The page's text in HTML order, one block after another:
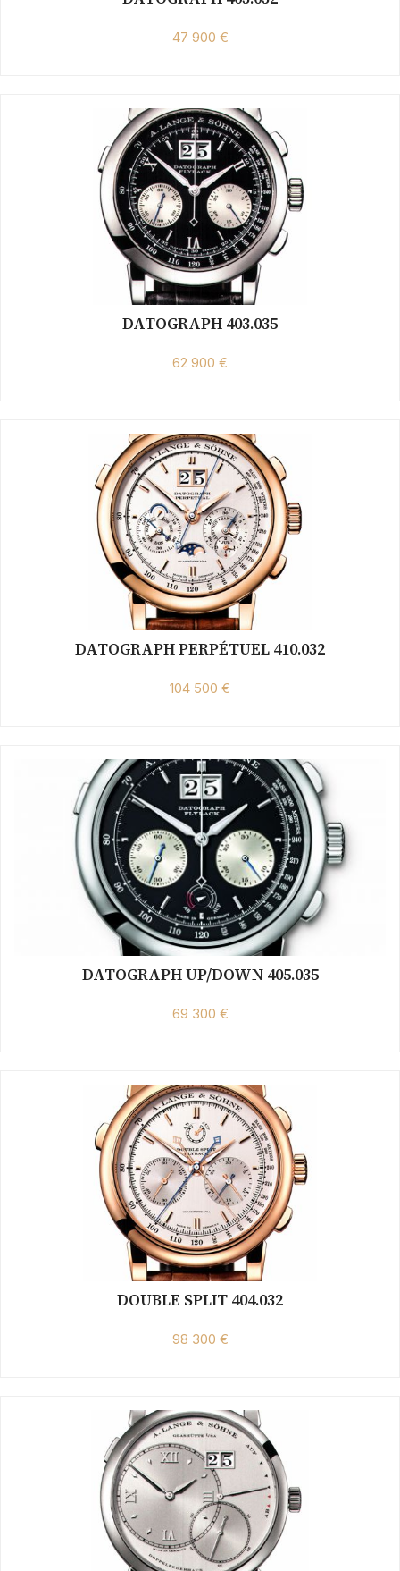
47 900 €
DATOGRAPH 403.035
62 900 €
DATOGRAPH PERPÉTUEL 410.032
104 500 €
DATOGRAPH UP/DOWN 405.035
69 300 €
DOUBLE SPLIT 404.032
98 300 €